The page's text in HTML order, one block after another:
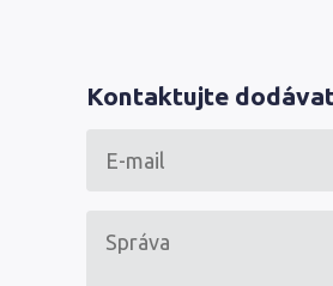
Kontaktujte